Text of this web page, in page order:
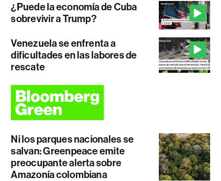
¿Puede la economía de Cuba
sobrevivir a Trump?
Venezuela se enfrenta a
dificultades en las labores de
rescate
Ni los parques nacionales se
salvan: Greenpeace emite
preocupante alerta sobre
Amazonía colombiana